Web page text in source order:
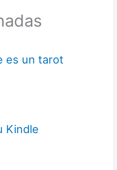
es un tarot
Kindle